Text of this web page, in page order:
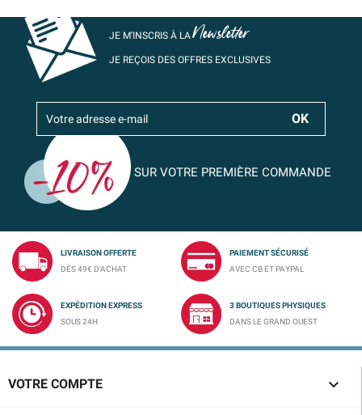
JE M’INSCRIS À LANewsletter
JE REÇOIS DES OFFRES EXCLUSIVES
SUR VOTRE PREMIÈRE COMMANDE
LIVRAISON OFFERTE
DÈS 49€ D'ACHAT
PAIEMENT SÉCURISÉ
AVEC CB ET PAYPAL
EXPÉDITION EXPRESS
SOUS 24H
3 BOUTIQUES PHYSIQUES
DANS LE GRAND OUEST
VOTRE COMPTE 